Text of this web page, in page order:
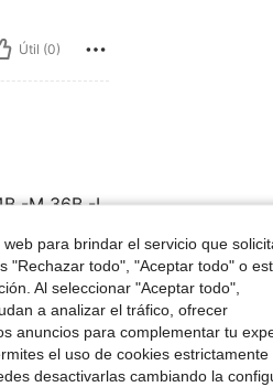
Útil (0)
-M 36B -L
para brindar el servicio que
"Rechazar todo", "Aceptar todo" o
Al seleccionar "Aceptar todo",
a analizar el tráfico, ofrecer
anuncios para complementar tu
el uso de cookies estrictamente
desactivarlas cambiando la